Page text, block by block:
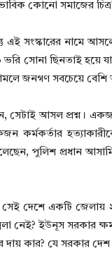
কোনো সমাজের
সংস্কারের নামে
সোনা ছিনতাই হয়ে
জনগণ সবচেয়ে
সেটাই আসল
কর্মকর্তার
পুলিশ প্রধান
দেশে একটি জেলায়
ইউনূস সরকার
দায় কার? যে সরকার দেশ